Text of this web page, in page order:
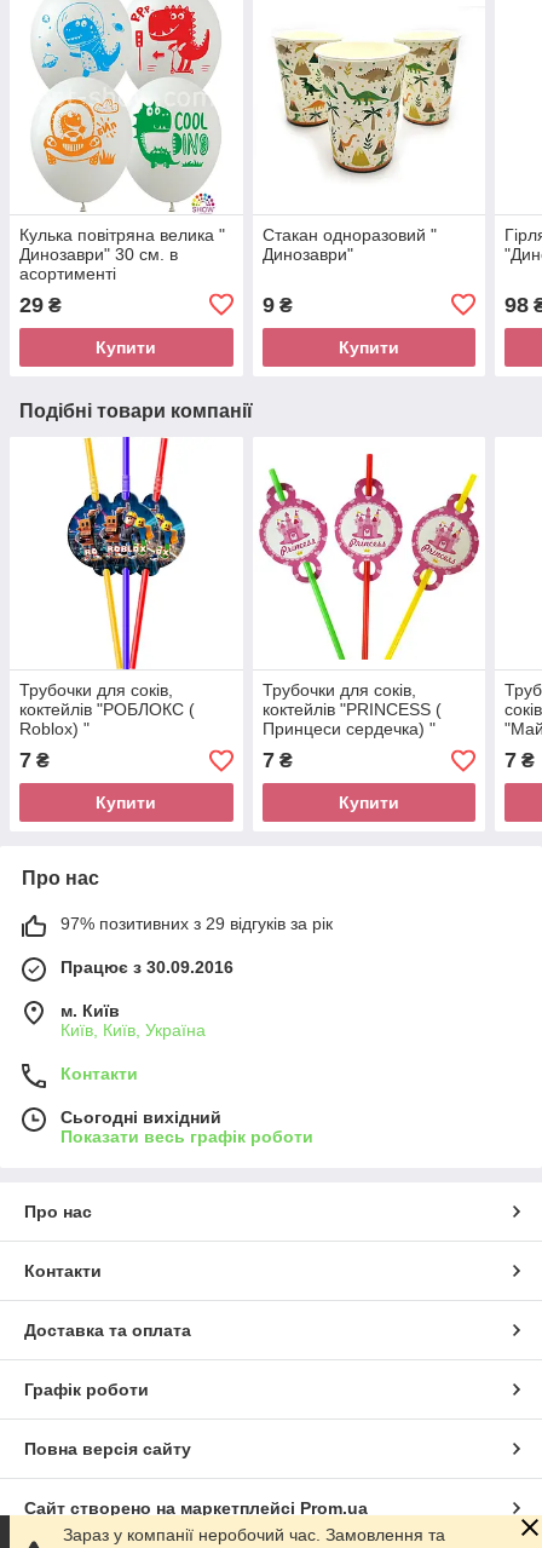
Кулька повітряна велика "
Динозаври" 30 см. в
асортименті
29 ₴
Купити
Стакан одноразовий "
Динозаври"
9₴
Купити
98
Подібні товари компанії
Трубочки для соків,
коктейлів "РОБЛОКС (
Roblox) "
7 ₴
Купити
Трубочки для соків,
коктейлів "PRINCESS (
Принцеси сердечка) "
7₴
Купити
7 ₴
Про нас
97% позитивних з 29 відгуків за рік
Працює з 30.09.2016
м. Київ
Київ, Київ, Україна
Контакти
Сьогодні вихідний
Показати весь графік роботи
Про нас
Контакти
Доставка та оплата
Графік роботи
Повна версія сайту
Сайт створено на маркетплейсі Prom.ua
Зараз у компанії неробочий час. Замовлення та